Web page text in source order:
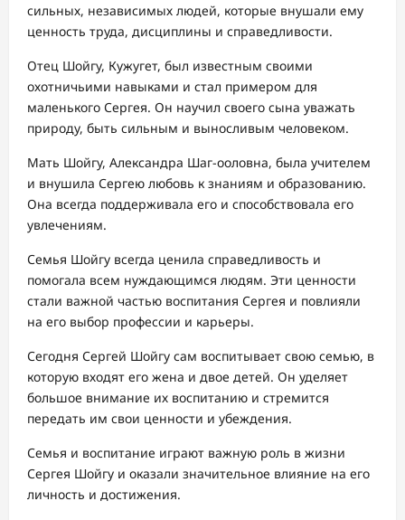
сильных, независимых людей, которые внушали ему
ценность труда, дисциплины и справедливости.
Отец Шойгу, Кужугет, был известным своими
охотничьими навыками и стал примером для
маленького Сергея. Он научил своего сына уважать
природу, быть сильным и выносливым человеком.
Мать Шойгу, Александра Шаг-ооловна, была учителем
и внушила Сергею любовь к знаниям и образованию.
Она всегда поддерживала его и способствовала его
увлечениям.
Семья Шойгу всегда ценила справедливость и
помогала всем нуждающимся людям. Эти ценности
стали важной частью воспитания Сергея и повлияли
на его выбор профессии и карьеры.
Сегодня Сергей Шойгу сам воспитывает свою семью, в
которую входят его жена и двое детей. Он уделяет
большое внимание их воспитанию и стремится
передать им свои ценности и убеждения.
Семья и воспитание играют важную роль в жизни
Сергея Шойгу и оказали значительное влияние на его
личность и достижения.